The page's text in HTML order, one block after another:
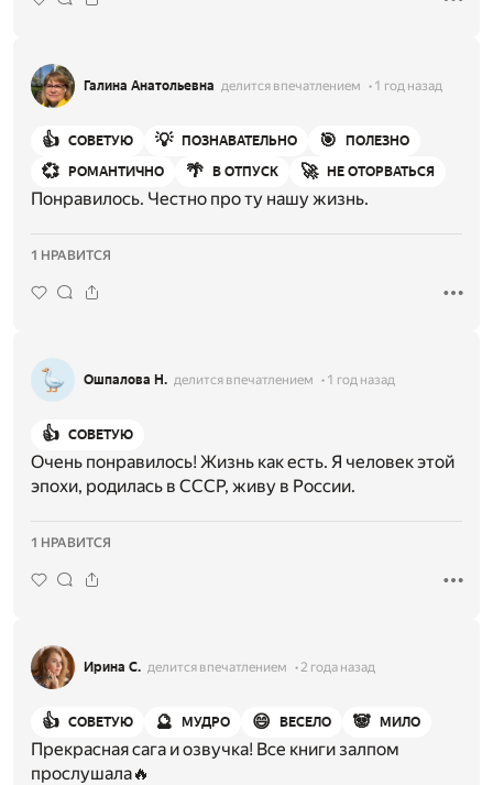
Галина Анатольевна делится впечатлением 1 год назад
👍 СОВЕТУЮ 💡 ПОЗНАВАТЕЛЬНО 🎯 ПОЛЕЗНО
💞 РОМАНТИЧНО 🌴 В ОТПУСК 🚀 НЕ ОТОРВАТЬСЯ
Понравилось. Честно про ту нашу жизнь.
1 НРАВИТСЯ
Ошпалова Н. делится впечатлением 1 год назад
👍 СОВЕТУЮ
Очень понравилось! Жизнь как есть. Я человек этой
эпохи, родилась в СССР, живу в России.
1 НРАВИТСЯ
Ирина С. делится впечатлением 2 года назад
👍 СОВЕТУЮ 🔮 МУДРО 😄 ВЕСЕЛО 🐼 МИЛО
Прекрасная сага и озвучка! Все книги залпом
прослушала🔥